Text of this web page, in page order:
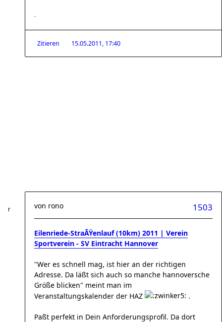
-
Zitieren 15.05.2011, 17:40
1503
von rono
Eilenriede-StraÃŸenlauf (10km) 2011 | Verein
Sportverein - SV Eintracht Hannover
"Wer es schnell mag, ist hier an der richtigen
Adresse. Da läßt sich auch so manche hannoversche
Größe blicken" meint man im
Veranstaltungskalender der HAZ
.
Paßt perfekt in Dein Anforderungsprofil. Da dort